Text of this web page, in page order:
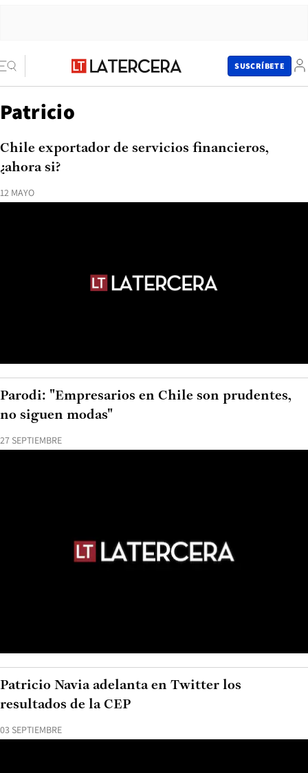
SUSCRÍBETE
Patricio
12 MAYO
Chile exportador de servicios financieros,
¿ahora si?
27 SEPTIEMBRE
Parodi: "Empresarios en Chile son prudentes,
no siguen modas"
03 SEPTIEMBRE
Patricio Navia adelanta en Twitter los
resultados de la CEP